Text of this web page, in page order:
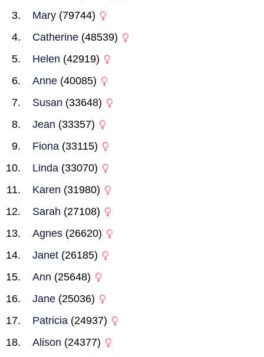
Mary (79744)
Catherine (48539)
Helen (42919)
Anne (40085)
Susan (33648)
Jean (33357)
Fiona (33115)
Linda (33070)
Karen (31980)
Sarah (27108)
Agnes (26620)
Janet (26185)
Ann (25648)
Jane (25036)
Patricia (24937)
Alison (24377)